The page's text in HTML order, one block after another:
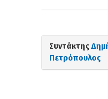
Συντάκτης
Πετρόπουλος